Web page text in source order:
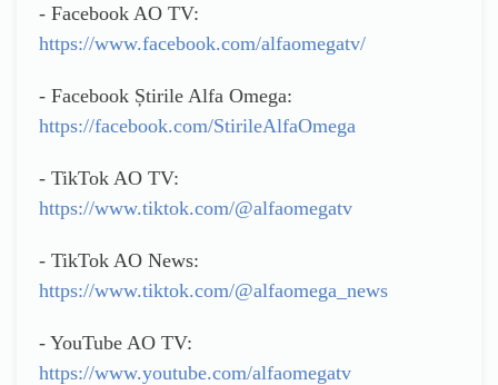
- Facebook AO TV:
https://www.facebook.com/alfaomegatv/
- Facebook Știrile Alfa Omega:
https://facebook.com/StirileAlfaOmega
- TikTok AO TV:
https://www.tiktok.com/@alfaomegatv
- TikTok AO News:
https://www.tiktok.com/@alfaomega_news
- YouTube AO TV:
https://www.youtube.com/alfaomegatv